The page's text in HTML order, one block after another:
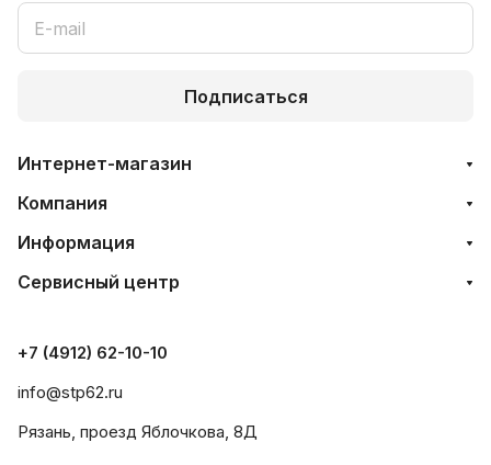
Подписаться
Интернет-магазин
Компания
Информация
Сервисный центр
+7 (4912) 62-10-10
info@stp62.ru
Рязань, проезд Яблочкова, 8Д